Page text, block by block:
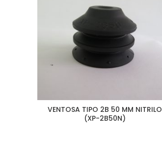
VENTOSA TIPO 2B 50 MM NITRILO
(XP-2B50N)